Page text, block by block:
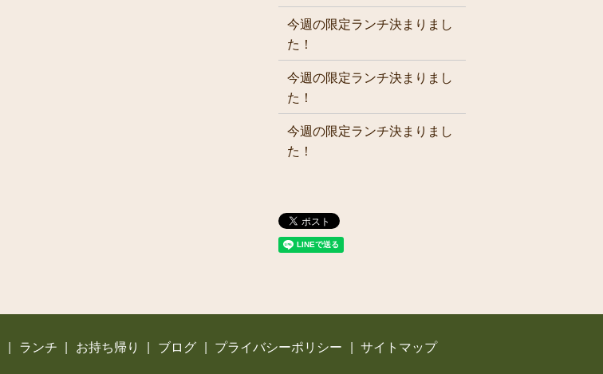
今週の限定ランチ決まりまし
た！
今週の限定ランチ決まりまし
た！
今週の限定ランチ決まりまし
た！
ランチ お持ち帰り ブログ プライバシーポリシー サイトマップ